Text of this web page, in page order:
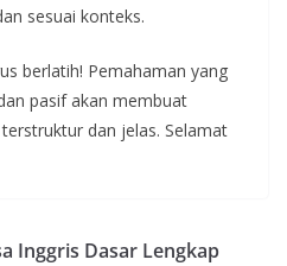
sesuai konteks.
berlatih! Pemahaman yang
pasif akan membuat
dan jelas. Selamat
Inggris Dasar Lengkap